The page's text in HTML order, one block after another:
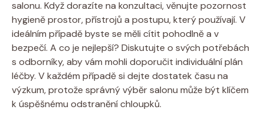
salonu. Když dorazíte na konzultaci, věnujte pozornost
hygieně prostor, přístrojů a postupu, který používají. V
ideálním případě byste se měli cítit pohodlně a v
bezpečí. A co je nejlepší? Diskutujte o svých potřebách
s odborníky, aby vám mohli doporučit individuální plán
léčby. V každém případě si dejte dostatek času na
výzkum, protože správný výběr salonu může být klíčem
k úspěšnému odstranění chloupků.